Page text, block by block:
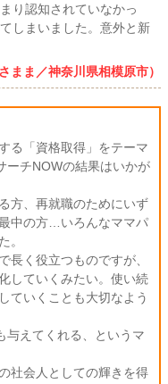
り認知されていなかっ
しまいました。意外と新
さまま／神奈川県相模原市）
る「資格取得」をテーマ
ーチNOWの結果はいかが
方、再就職のためにいず
中の方…いろんなママパ
。
長く役立つものですが、
していくみたい。使い続
ていくことも大切なよう
与えてくれる、というマ
社会人としての輝きを得